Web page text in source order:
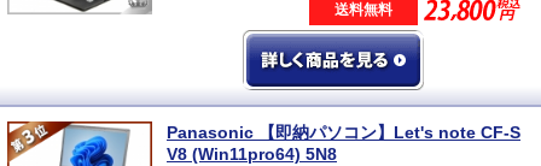
送料無料
Panasonic 【即納パソコン】Let's note CF-S
V8 (Win11pro64) 5N8